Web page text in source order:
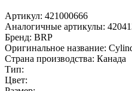
Артикул: 421000666
Аналогичные артикулы:
Бренд: BRP
Оригинальное название:
Страна производства: Канада
Тип:
Цвет: